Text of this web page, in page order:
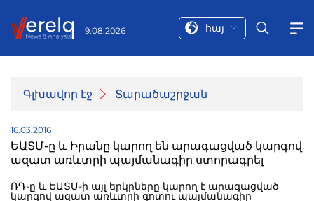
9.08.2026 հայ
Գլխավոր էջ Տարածաշրջան
16.03.2016
ԵԱՏՄ-ը և Իրանը կարող են արագացված կարգով
ազատ առևտրի պայմանագիր ստորագրել
ՌԴ-ը և ԵԱՏՄ-ի այլ երկրները կարող է արագացված
կարգով ազատ առևտրի գոտու պայմանագիր